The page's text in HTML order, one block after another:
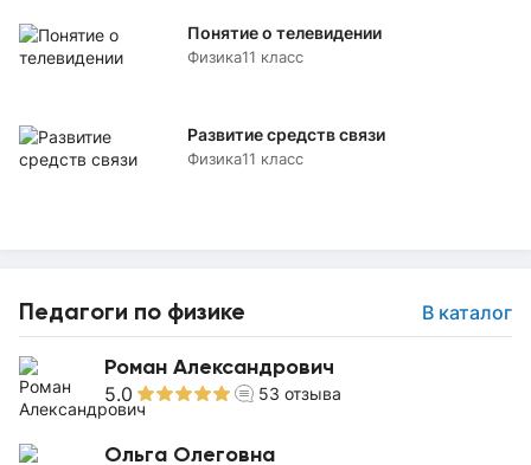
Понятие о телевидении
Физика11 класс
Развитие средств связи
Физика11 класс
Педагоги по физике В каталог
Роман Александрович
5.0 53 отзыва
Ольга Олеговна